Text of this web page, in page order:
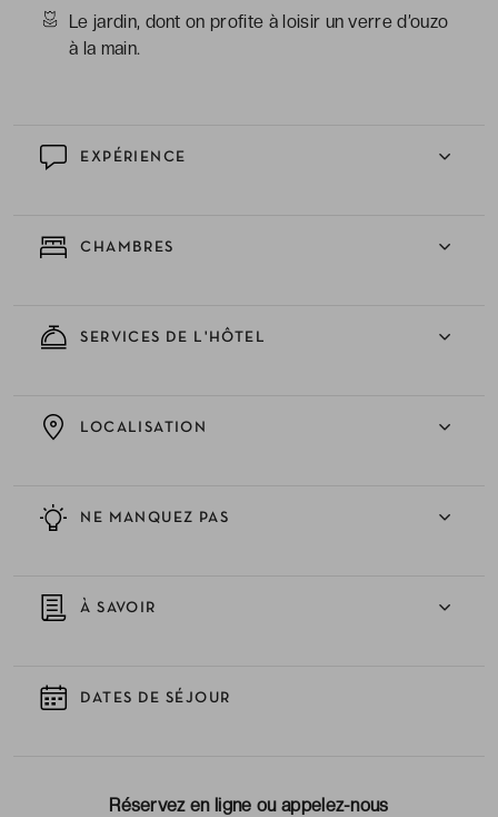
Le jardin, dont on profite à loisir un verre d’ouzo
à la main.
EXPÉRIENCE
CHAMBRES
SERVICES DE L'HÔTEL
NE MANQUEZ PAS
LOCALISATION
À SAVOIR
DATES DE SÉJOUR
Réservez en ligne ou appelez-nous